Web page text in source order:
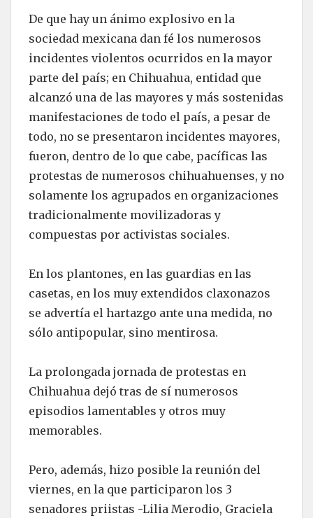
De que hay un ánimo explosivo en la
sociedad mexicana dan fé los numerosos
incidentes violentos ocurridos en la mayor
parte del país; en Chihuahua, entidad que
alcanzó una de las mayores y más sostenidas
manifestaciones de todo el país, a pesar de
todo, no se presentaron incidentes mayores,
fueron, dentro de lo que cabe, pacíficas las
protestas de numerosos chihuahuenses, y no
solamente los agrupados en organizaciones
tradicionalmente movilizadoras y
compuestas por activistas sociales.
En los plantones, en las guardias en las
casetas, en los muy extendidos claxonazos
se advertía el hartazgo ante una medida, no
sólo antipopular, sino mentirosa.
La prolongada jornada de protestas en
Chihuahua dejó tras de sí numerosos
episodios lamentables y otros muy
memorables.
Pero, además, hizo posible la reunión del
viernes, en la que participaron los 3
senadores priistas -Lilia Merodio, Graciela